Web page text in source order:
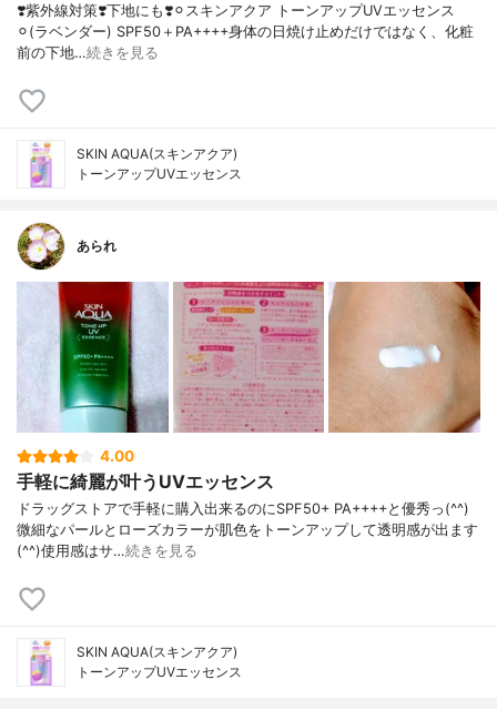
❣️紫外線対策❣️下地にも❣️⚪︎スキンアクア トーンアップUVエッセンス
⚪︎(ラベンダー) SPF50＋PA++++身体の日焼け止めだけではなく、化粧
前の下地…続きを見る
SKIN AQUA(スキンアクア)
トーンアップUVエッセンス
あられ
4.00
手軽に綺麗が叶うUVエッセンス
ドラッグストアで手軽に購入出来るのにSPF50+ PA++++と優秀っ(^^)
微細なパールとローズカラーが肌色をトーンアップして透明感が出ます
(^^)使用感はサ…続きを見る
SKIN AQUA(スキンアクア)
トーンアップUVエッセンス